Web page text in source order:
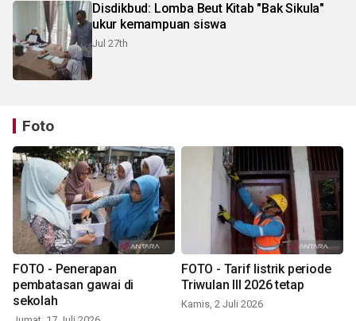
Disdikbud: Lomba Beut Kitab "Bak Sikula"
ukur kemampuan siswa
Jul 27th
Foto
FOTO - Penerapan
pembatasan gawai di
sekolah
FOTO - Tarif listrik periode
Triwulan III 2026 tetap
Kamis, 2 Juli 2026